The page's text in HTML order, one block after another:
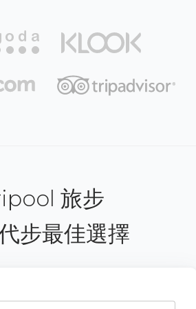
旅步
步最佳選擇